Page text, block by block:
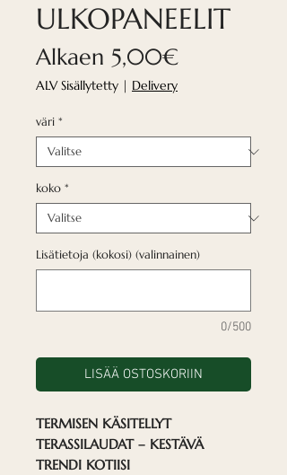
ULKOPANEELIT
Alkaen 5,00€Alehinta
ALV Sisällytetty | Delivery
väri *
koko *
Lisätietoja (kokosi) (valinnainen)
0/500
LISÄÄ OSTOSKORIIN
TERMISEN KÄSITELLYT
TERASSILAUDAT – KESTÄVÄ
TRENDI KOTIISI